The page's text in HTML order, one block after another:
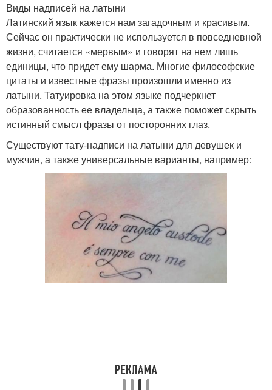
Виды надписей на латыни
Латинский язык кажется нам загадочным и красивым.
Сейчас он практически не используется в повседневной
жизни, считается «мервым» и говорят на нем лишь
единицы, что придет ему шарма. Многие философские
цитаты и известные фразы произошли именно из
латыни. Татуировка на этом языке подчеркнет
образованность ее владельца, а также поможет скрыть
истинный смысл фразы от посторонних глаз.
Существуют тату-надписи на латыни для девушек и
мужчин, а также универсальные варианты, например: